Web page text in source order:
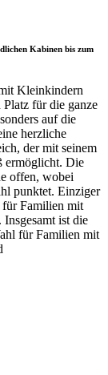
Kabinen bis zum
Kleinkindern
für die ganze
auf die
herzliche
der mit seinem
ermöglicht. Die
offen, wobei
punktet. Einziger
für Familien mit
ist die
für Familien mit